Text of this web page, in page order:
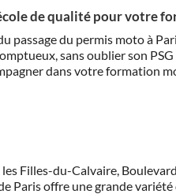
de qualité pour votre
passage du permis moto à
sans oublier son
dans votre formation
Filles-du-Calvaire,
Paris offre une grande